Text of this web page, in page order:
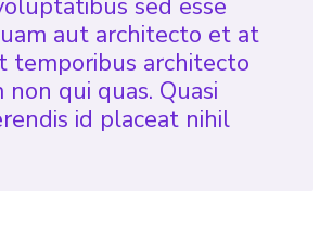
sed esse
aut architecto et at
temporibus architecto
qui quas. Quasi
id placeat nihil